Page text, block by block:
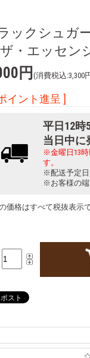
ックシュガ
・エッセン
円 (消費税込:3,300
イント進呈 ]
平日12時
当日中に
※金曜日13
す。
※配送予定日
※お客様の端
価格はすべて税抜表示